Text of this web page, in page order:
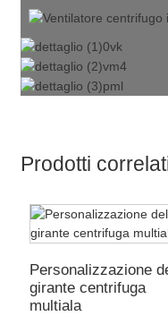
Prodotti
Personalizzazione
girante centrifuga
multiala